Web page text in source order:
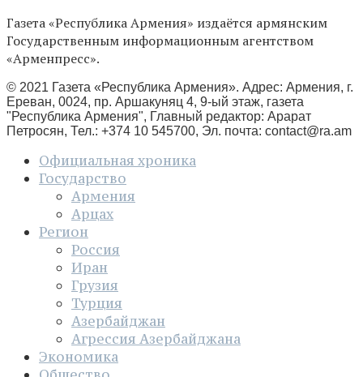
Газета «Республика Армения» издаётся армянским
Государственным информационным агентством
«Арменпресс».
© 2021 Газета «Республика Армения». Адрес: Армения, г.
Ереван, 0024, пр. Аршакуняц 4, 9-ый этаж, газета
"Республика Армения", Главный редактор: Арарат
Петросян, Тел.: +374 10 545700, Эл. почта: contact@ra.am
Официальная хроника
Государство
Армения
Арцах
Регион
Россия
Иран
Грузия
Турция
Азербайджан
Агрессия Азербайджана
Экономика